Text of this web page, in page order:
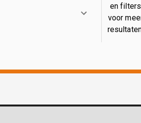
en filters
voor